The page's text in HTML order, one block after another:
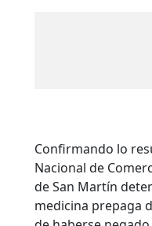
Confirmando lo
Nacional de
de San Martín
medicina prepaga